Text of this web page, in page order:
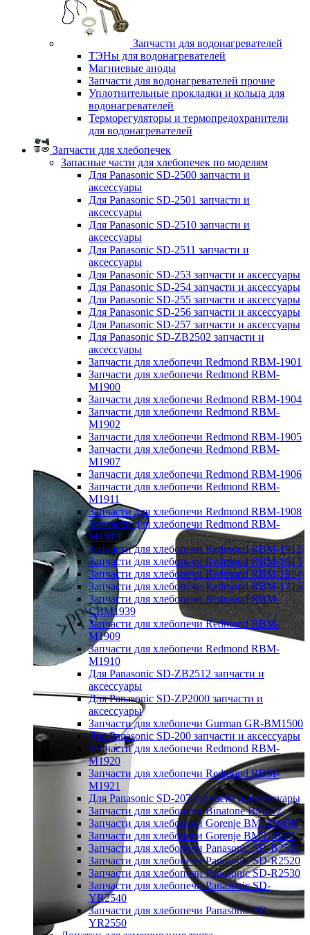
Запчасти для водонагревателей
ТЭНы для водонагревателей
Магниевые аноды
Запчасти для водонагревателей прочие
Уплотнительные прокладки и кольца для
водонагревателей
Терморегуляторы и термопредохранители
для водонагревателей
Запчасти для хлебопечек
Запасные части для хлебопечек по моделям
Для Panasonic SD-2500 запчасти и
аксессуары
Для Panasonic SD-2501 запчасти и
аксессуары
Для Panasonic SD-2510 запчасти и
аксессуары
Для Panasonic SD-2511 запчасти и
аксессуары
Для Panasonic SD-253 запчасти и аксессуары
Для Panasonic SD-254 запчасти и аксессуары
Для Panasonic SD-255 запчасти и аксессуары
Для Panasonic SD-256 запчасти и аксессуары
Для Panasonic SD-257 запчасти и аксессуары
Для Panasonic SD-ZB2502 запчасти и
аксессуары
Запчасти для хлебопечи Redmond RBM-1901
Запчасти для хлебопечи Redmond RBM-
M1900
Запчасти для хлебопечи Redmond RBM-1904
Запчасти для хлебопечи Redmond RBM-
M1902
Запчасти для хлебопечи Redmond RBM-1905
Запчасти для хлебопечи Redmond RBM-
M1907
Запчасти для хлебопечи Redmond RBM-1906
Запчасти для хлебопечи Redmond RBM-
M1911
Запчасти для хлебопечи Redmond RBM-1908
Запчасти для хлебопечи Redmond RBM-
M1919
Запчасти для хлебопечи Redmond RBM-1912
Запчасти для хлебопечи Redmond RBM-1913
Запчасти для хлебопечи Redmond RBM-1914
Запчасти для хлебопечи Redmond RBM-1915
Запчасти для хлебопечи Redmond RBM-
CBM1939
Запчасти для хлебопечи Redmond RBM-
M1909
Запчасти для хлебопечи Redmond RBM-
M1910
Для Panasonic SD-ZB2512 запчасти и
аксессуары
Для Panasonic SD-ZP2000 запчасти и
аксессуары
Запчасти для хлебопечи Gurman GR-BM1500
Для Panasonic SD-200 запчасти и аксессуары
Запчасти для хлебопечи Redmond RBM-
M1920
Запчасти для хлебопечи Redmond RBM-
M1921
Для Panasonic SD-207 запчасти и аксессуары
Запчасти для хлебопечи Binatone BM202
Запчасти для хлебопечи Gorenje BM1210BK
Запчасти для хлебопечи Gorenje BM910WII
Запчасти для хлебопечи Panasonic SD-B2510
Запчасти для хлебопечи Panasonic SD-R2520
Запчасти для хлебопечи Panasonic SD-R2530
Запчасти для хлебопечи Panasonic SD-
YR2540
Запчасти для хлебопечи Panasonic SD-
YR2550